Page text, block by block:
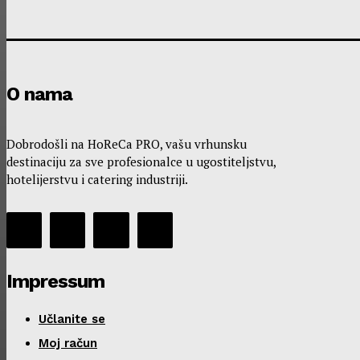
O nama
Dobrodošli na HoReCa PRO, vašu vrhunsku
destinaciju za sve profesionalce u ugostiteljstvu,
hotelijerstvu i catering industriji.
Impressum
Učlanite se
Moj račun